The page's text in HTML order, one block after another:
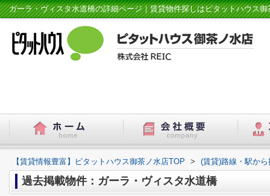
ガーラ・ヴィスタ水道橋の詳細ページ｜賃貸物件探しはピタットハウス
【賃貸情報豊富】ピタットハウス御茶ノ水店TOP > (賃貸)路線・駅から
過去掲載物件：ガーラ・ヴィスタ水道橋